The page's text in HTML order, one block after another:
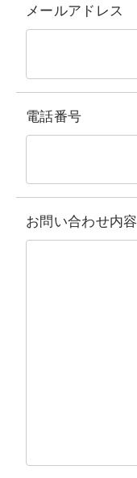
メールアドレス
電話番号
お問い合わせ内容